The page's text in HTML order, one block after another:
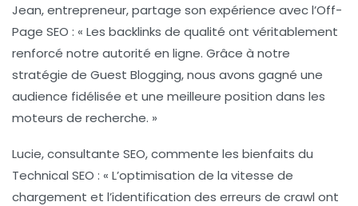
Jean, entrepreneur, partage son expérience avec l’Off-
Page SEO : « Les backlinks de qualité ont véritablement
renforcé notre autorité en ligne. Grâce à notre
stratégie de Guest Blogging, nous avons gagné une
audience fidélisée et une meilleure position dans les
moteurs de recherche. »
Lucie, consultante SEO, commente les bienfaits du
Technical SEO : « L’optimisation de la vitesse de
chargement et l’identification des erreurs de crawl ont